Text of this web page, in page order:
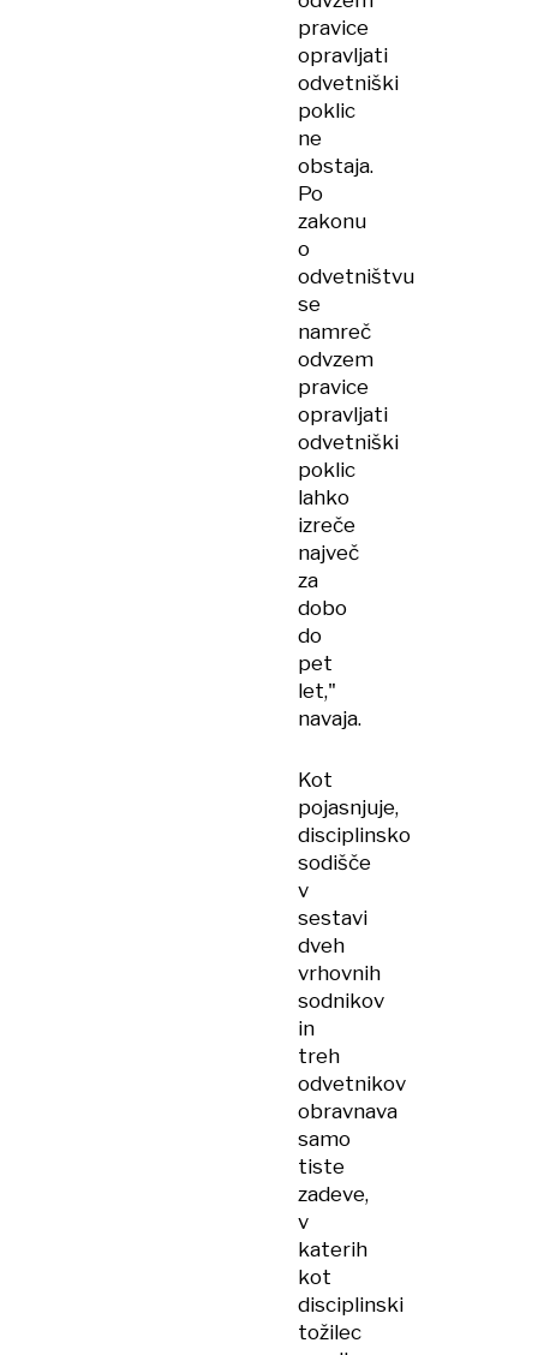
pravice
opravljati
odvetniški
poklic
ne
obstaja.
Po
zakonu
o
odvetništvu
se
namreč
odvzem
pravice
opravljati
odvetniški
poklic
lahko
izreče
največ
za
dobo
do
pet
let,"
navaja.
Kot
pojasnjuje,
disciplinsko
sodišče
v
sestavi
dveh
vrhovnih
sodnikov
in
treh
odvetnikov
obravnava
samo
tiste
zadeve,
v
katerih
kot
disciplinski
tožilec